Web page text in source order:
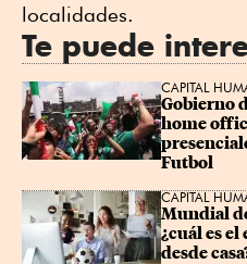
localidades.
Te puede
CAPITAL
Gobierno
home
Futbol
CAPITAL
Mundial
¿cuál es el
desde